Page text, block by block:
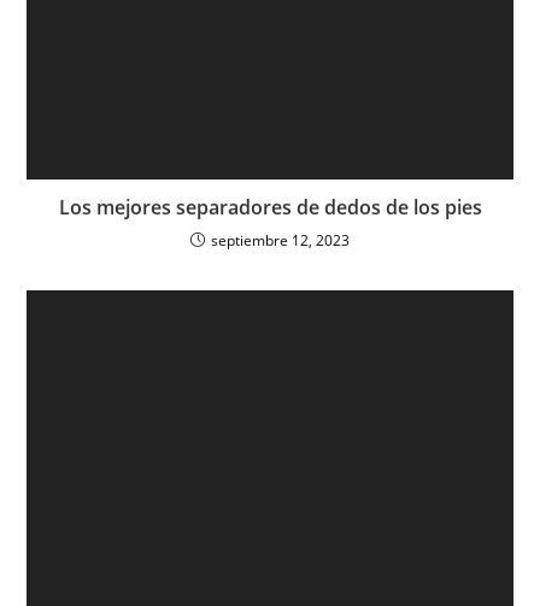
Los mejores separadores de dedos de los pies
septiembre 12, 2023